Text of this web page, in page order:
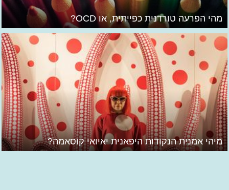
מהי הפרעה טורדנית כפייתית, או OCD?
מיהי אמנית הנקודות היפאנית יאיואי קוסאמה?